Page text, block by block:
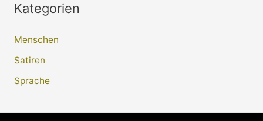
Kategorien
Menschen
Satiren
Sprache